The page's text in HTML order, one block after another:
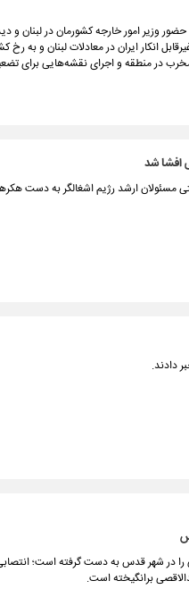
وزیر امور خارجه کشورمان در لبنان و
انکار ایران در معادلات لبنان و به رخ
در منطقه و اجرای نقشه‌هایی برای
افشا شد
مسئولان ارشد رژیم اشغالگر به دست
دادند.
را در شهر قدس به دست گرفته است؛
برانگیخته است.